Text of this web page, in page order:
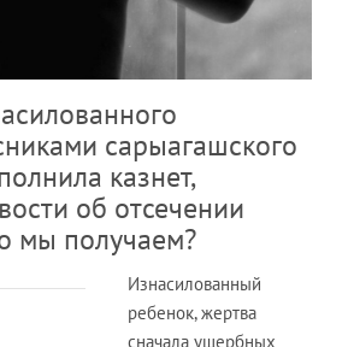
сарыагашского
казнет,
об отсечении
мы получаем?
Изнасилованный
ребенок, жертва
сначала ущербных